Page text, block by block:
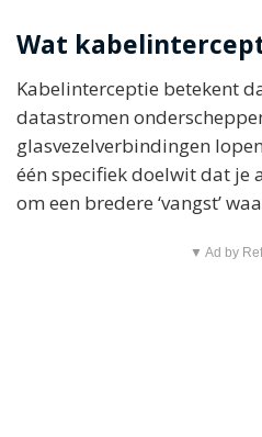
Wat
Kabelinterceptie betekent
datastromen
glasvezelverbindingen
één specifiek doelwit dat je
om een bredere ‘vangst’
▼ Ad by